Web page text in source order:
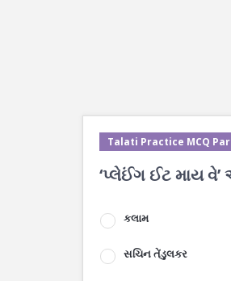
Talati Practice MCQ
‘પ્લેઈંગ ઈટ માય
કલામ
સચિન તેંડુલકર